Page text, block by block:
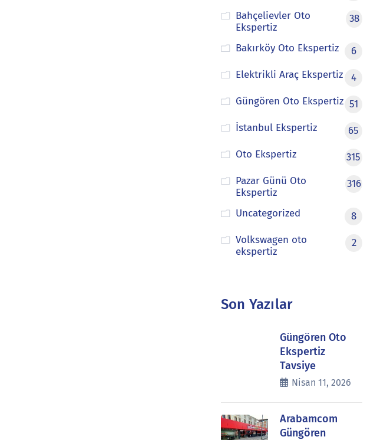
Bahçelievler Oto
Ekspertiz
38
Bakırköy Oto Ekspertiz
6
Elektrikli Araç Ekspertiz
4
Güngören Oto Ekspertiz 51
İstanbul Ekspertiz
65
Oto Ekspertiz
315
Pazar Günü Oto
Ekspertiz
316
Uncategorized
8
Volkswagen oto
ekspertiz
2
Son Yazılar
Güngören Oto
Ekspertiz
Tavsiye
Nisan 11, 2026
Arabamcom
Güngören